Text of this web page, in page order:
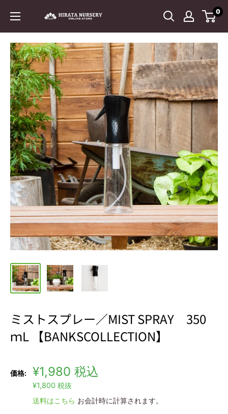
テ
ナ
ー
セ
リ
ー
0
ミストスプレー／MIST SPRAY 350
ｍL 【BANKSCOLLECTION】
価格:
販
売
価
格
¥1,980 税込
¥1,800 税抜
送料はこちら お会計時に計算されます。